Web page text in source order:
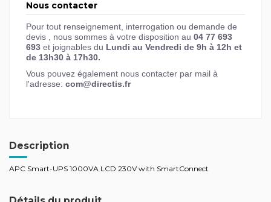
Nous contacter
Pour tout renseignement, interrogation ou demande de
devis , nous sommes à votre disposition au 04 77 693
693 et joignables du Lundi au Vendredi de 9h à 12h et
de 13h30 à 17h30.
Vous pouvez également nous contacter par mail à
l'adresse: com@directis.fr
Description
APC Smart-UPS 1000VA LCD 230V with SmartConnect